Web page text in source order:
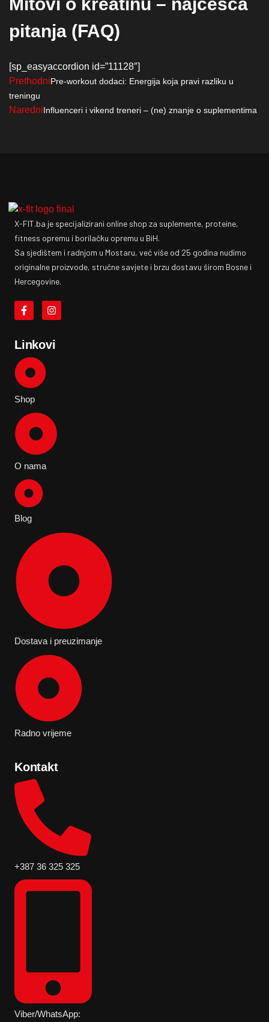
pitanja (FAQ)
[sp_easyaccordion id=”11128″]
PrethodniPre-workout dodaci: Energija koja pravi razliku u
treningu
NaredniInfluenceri i vikend treneri – (ne) znanje o suplementima
X-FIT.ba je specijalizirani online shop za suplemente, proteine,
fitness opremu i borilačku opremu u BiH.
Sa sjedištem i radnjom u Mostaru, već više od 25 godina nudimo
originalne proizvode, stručne savjete i brzu dostavu širom Bosne i
Hercegovine.
Linkovi
Shop
O nama
Blog
Dostava i preuzimanje
Radno vrijeme
Kontakt
+387 36 325 325
Viber/WhatsApp: